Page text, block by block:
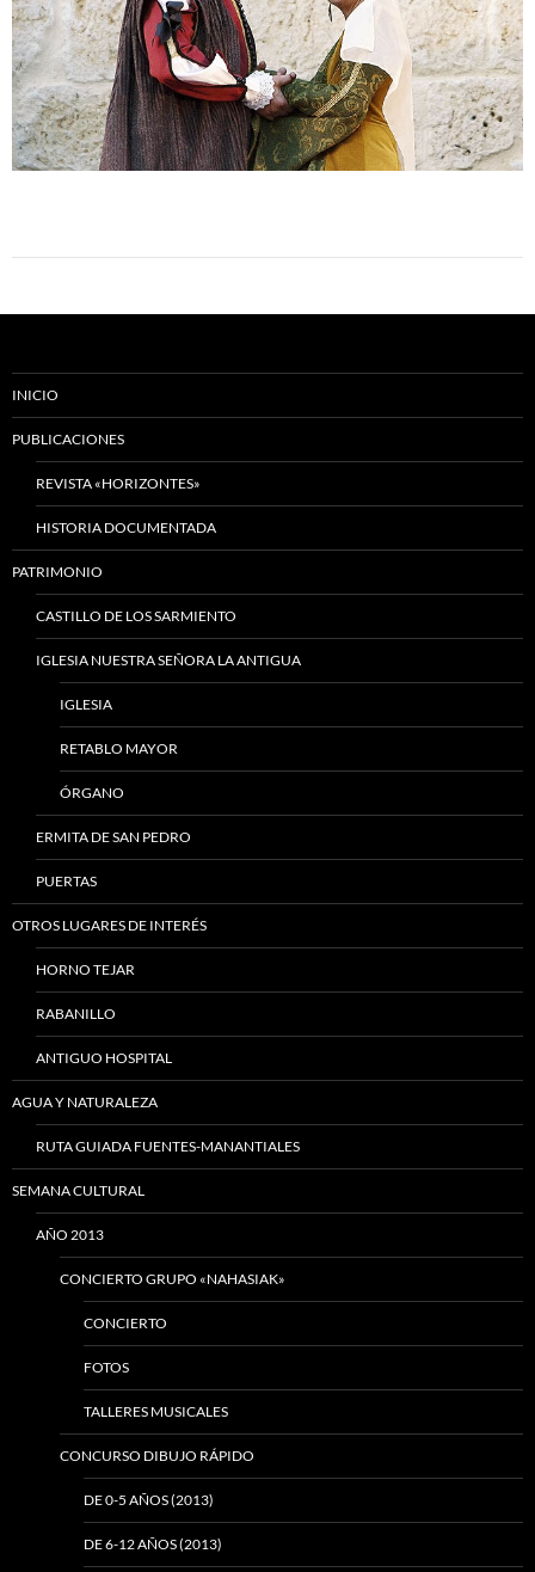
INICIO
PUBLICACIONES
REVISTA «HORIZONTES»
HISTORIA DOCUMENTADA
PATRIMONIO
CASTILLO DE LOS SARMIENTO
IGLESIA NUESTRA SEÑORA LA ANTIGUA
IGLESIA
RETABLO MAYOR
ÓRGANO
ERMITA DE SAN PEDRO
PUERTAS
OTROS LUGARES DE INTERÉS
HORNO TEJAR
RABANILLO
ANTIGUO HOSPITAL
AGUA Y NATURALEZA
RUTA GUIADA FUENTES-MANANTIALES
SEMANA CULTURAL
AÑO 2013
CONCIERTO GRUPO «NAHASIAK»
CONCIERTO
FOTOS
TALLERES MUSICALES
CONCURSO DIBUJO RÁPIDO
DE 0-5 AÑOS (2013)
DE 6-12 AÑOS (2013)